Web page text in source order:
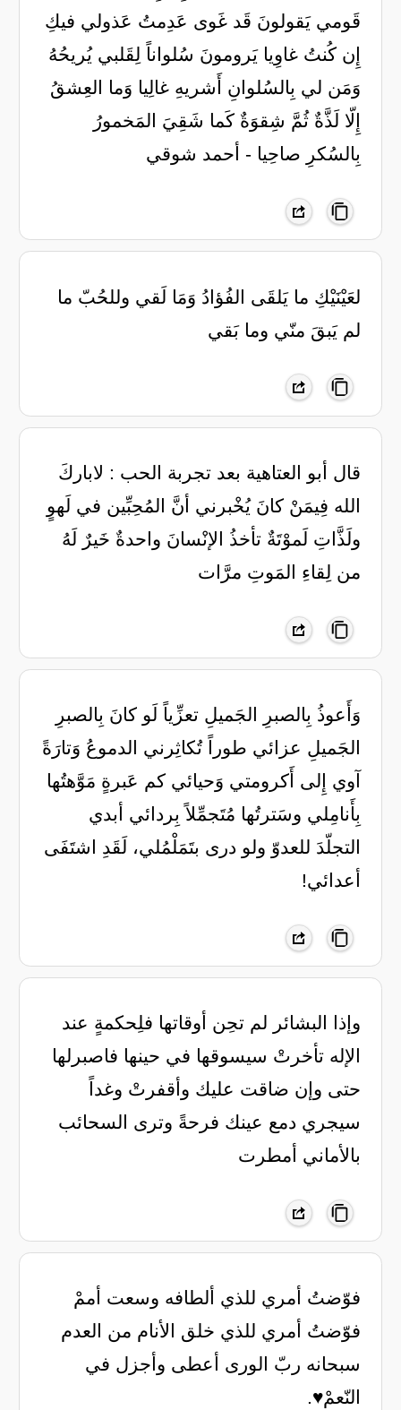
قَومي يَقولونَ قَد غَوى عَدِمتُ عَذولي فيكِ
إِن كُنتُ غاوِيا يَرومونَ سُلواناً لِقَلبي يُريحُهُ
وَمَن لي بِالسُلوانِ أَشريهِ غالِيا وَما العِشقُ
إِلّا لَذَّةٌ ثُمَّ شِقوَةٌ كَما شَقِيَ المَخمورُ
بِالسُكرِ صاحِيا - أحمد شوقي
لعَيْنَيْكِ ما يَلقَى الفُؤادُ وَمَا لَقي وللحُبّ ما
لم يَبقَ منّي وما بَقي
‏قال أبو العتاهية بعد تجربة الحب : ‏لاباركَ
الله فِيمَنْ كانَ يُخْبرني ‏أنَّ المُحِبِّين في لَهوٍ
ولَذَّاتِ ‏لَموْتَةٌ تأخذُ الإنْسانَ واحدةٌ ‏خَيرٌ لَهُ
من لِقاءِ المَوتِ مرَّات
وَأَعوذُ بِالصبرِ الجَميلِ تعزِّياً ‏لَو كانَ بِالصبرِ
الجَميلِ عزائي ‏طوراً تُكاثِرني الدموعُ وَتارَةً
‏آوي إِلى أَكرومتي وَحيائي ‏كم عَبرةٍ مَوَّهتُها
بِأَنامِلي ‏وسَترتُها مُتَجمِّلاً بِردائي ‏أبدي
التجلّدَ للعدوّ ولو درى ‏بتَمَلْمُلي، لَقَدِ اشتَفَى
أعدائي!
وإذا البشائر لم تحِن أوقاتها ‏فلِحكمةٍ عند
الإله تأخرتْ ‏سيسوقها في حينها فاصبرلها
‏حتى وإن ضاقت عليك وأقفرتْ ‏وغداً
سيجري دمع عينك فرحةً ‏وترى السحائب
بالأماني أمطرت
‏فوّضتُ أمري للذي ألطافه وسعت أممْ
فوّضتُ أمري للذي خلق الأنام من العدم
سبحانه ربّ الورى أعطى وأجزل في
النّعمْ♥️.